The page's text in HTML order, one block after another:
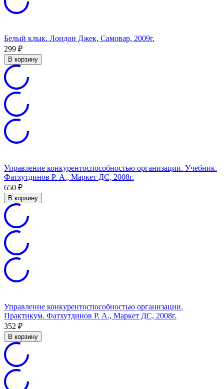
Белый клык. Лондон Джек, Самовар, 2009г.
299 ₽
В корзину
Управление конкурентоспособностью организации. Учебник.
Фатхутдинов Р. А., Маркет ДС, 2008г.
650 ₽
В корзину
Управление конкурентоспособностью организации.
Практикум. Фатхутдинов Р. А., Маркет ДС, 2008г.
352 ₽
В корзину